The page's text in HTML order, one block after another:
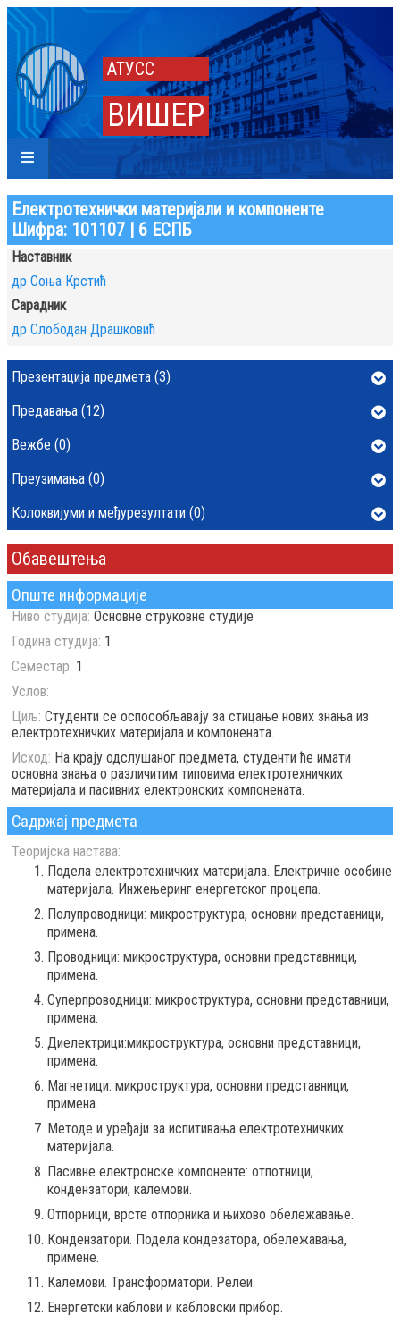
АТУСС
ВИШЕР
Електротехнички материјали и компоненте
Шифра: 101107 | 6 ЕСПБ
Опште информације
Ниво студија: Основне струковне студије
Година студија: 1
Семестар: 1
Услов:
Циљ: Студенти се оспособљавају за стицање нових знања из
електротехничких материјала и компонената.
Исход: На крају одслушаног предмета, студенти ће имати
основна знања о различитим типовима електротехничких
материјала и пасивних електронских компонената.
Садржај предмета
Теоријска настава:
Подела електротехничких материјала. Електричне особине
материјала. Инжењеринг енергетског процепа.
Полупроводници: микроструктура, основни представници,
примена.
Проводници: микроструктура, основни представници,
примена.
Суперпроводници: микроструктура, основни представници,
примена.
Диелектрици:микроструктура, основни представници,
примена.
Магнетици: микроструктура, основни представници,
примена.
Методе и уређаји за испитивања електротехничких
материјала.
Пасивне електронске компоненте: отпотници,
кондензатори, калемови.
Отпорници, врсте отпорника и њихово обележавање.
Кондензатори. Подела кондезатора, обележавања,
примене.
Калемови. Трансформатори. Релеи.
Енергетски каблови и кабловски прибор.
Наставник
др Соња Крстић
Сарадник
др Слободан Драшковић
Презентација предмета (3)
Предавања (12)
Вежбе (0)
Преузимања (0)
Колоквијуми и међурезултати (0)
Обавештења